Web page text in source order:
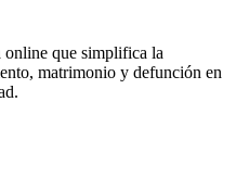
online que simplifica la
matrimonio y defunción en